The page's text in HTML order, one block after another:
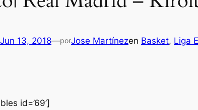
Jun 13, 2018—porJose Martínezen Basket, Liga
id=’69’]